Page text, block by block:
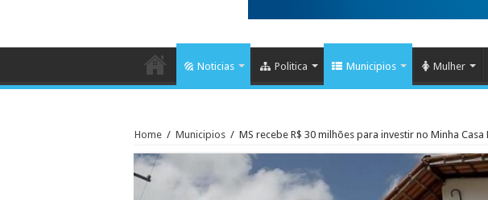
Noticias Politica Municipios Mulher
Home / Municipios / MS recebe R$ 30 milhões para investir no Minha Casa